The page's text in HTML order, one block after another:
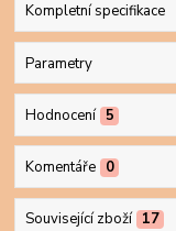
Kompletní specifikace
Parametry
Hodnocení 5
Komentáře 0
Související zboží 17